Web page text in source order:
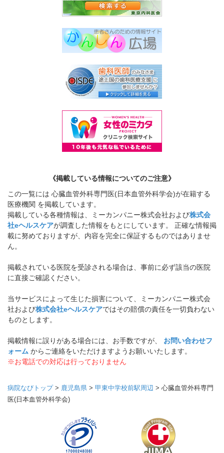
《掲載している情報についてのご注意》
この一覧には 心臓血管外科専門医(日本血管外科学会)が在籍する
医療機関 を掲載しています。
掲載している各種情報は、ミーカンパニー株式会社および株式会
社eヘルスケアが調査した情報をもとにしています。 正確な情報掲
載に努めておりますが、内容を完全に保証するものではありませ
ん。
掲載されている医院を受診される場合は、事前に必ず該当の医院
に直接ご確認ください。
当サービスによって生じた損害について、ミーカンパニー株式会
社および株式会社eヘルスケアではその賠償の責任を一切負わない
ものとします。
掲載情報に誤りがある場合には、お手数ですが、 お問い合わせフ
ォーム からご連絡をいただけますようお願いいたします。
※お電話での対応は行っておりません
病院なびトップ> 鹿児島県 > 甲東中学校前駅周辺 > 心臓血管外科専門
医(日本血管外科学会)